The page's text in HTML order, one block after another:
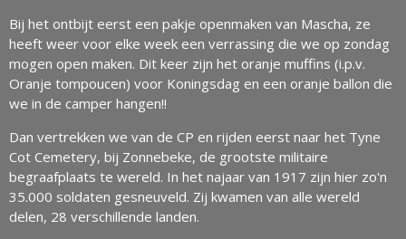
Bij het ontbijt eerst een pakje openmaken van Mascha, ze
heeft weer voor elke week een verrassing die we op zondag
mogen open maken. Dit keer zijn het oranje muffins (i.p.v.
Oranje tompoucen) voor Koningsdag en een oranje ballon die
we in de camper hangen!!
Dan vertrekken we van de CP en rijden eerst naar het Tyne
Cot Cemetery, bij Zonnebeke, de grootste militaire
begraafplaats te wereld. In het najaar van 1917 zijn hier zo'n
35.000 soldaten gesneuveld. Zij kwamen van alle wereld
delen, 28 verschillende landen.